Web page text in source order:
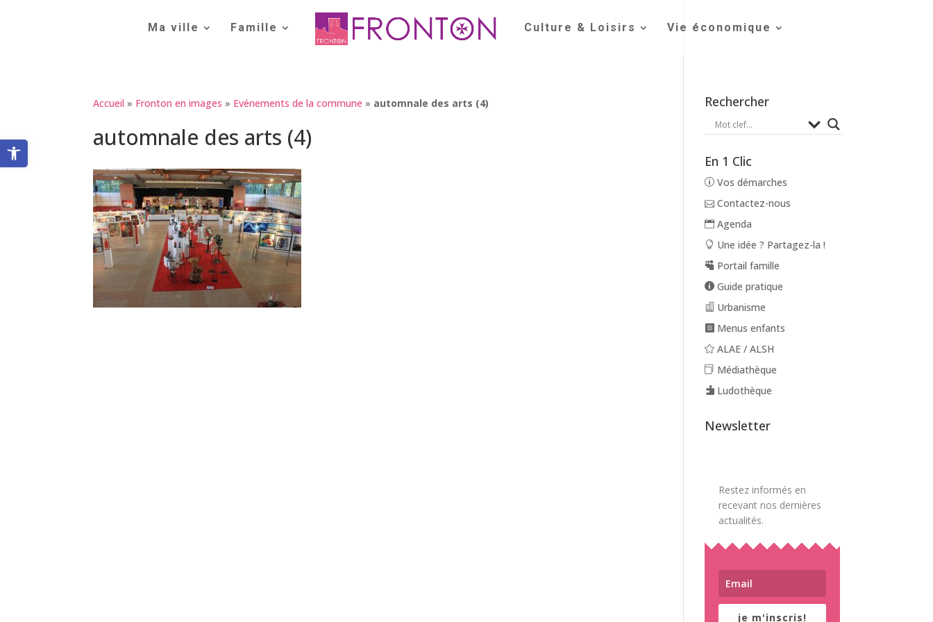
Ouvrir la barre d’outils
Ma ville Famille Culture & Loisirs Vie économique
Accueil » Fronton en images » Evénements de la commune » automnale des arts (4)
automnale des arts (4)
Rechercher
En 1 Clic
Vos démarches
Contactez-nous
Agenda
Une idée ? Partagez-la !
Portail famille
Guide pratique
Urbanisme
Menus enfants
ALAE / ALSH
Médiathèque
Ludothèque
Newsletter
Restez informés en
recevant nos dernières
actualités.
je m'inscris!